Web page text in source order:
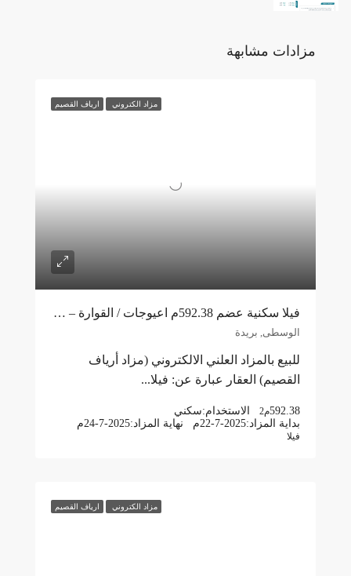
مزادات مشابهة
مزاد الكتروني ارياف القصيم
فيلا سكنية عضم 592.38م اعيوجات / القوارة – بريدة
الوسطى, بريدة
للبيع بالمزاد العلني الالكتروني (مزاد أرياف
القصيم) العقار عبارة عن: فيلا...
592.38م2 الاستخدام:سكني
بداية المزاد:22-7-2025م نهاية المزاد:24-7-2025م
فيلا
مزاد الكتروني ارياف القصيم